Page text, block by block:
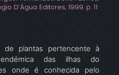
D’Água Editores, 1999. p. 11
de plantas pertencente à
das ilhas do
onde é conhecida pelo